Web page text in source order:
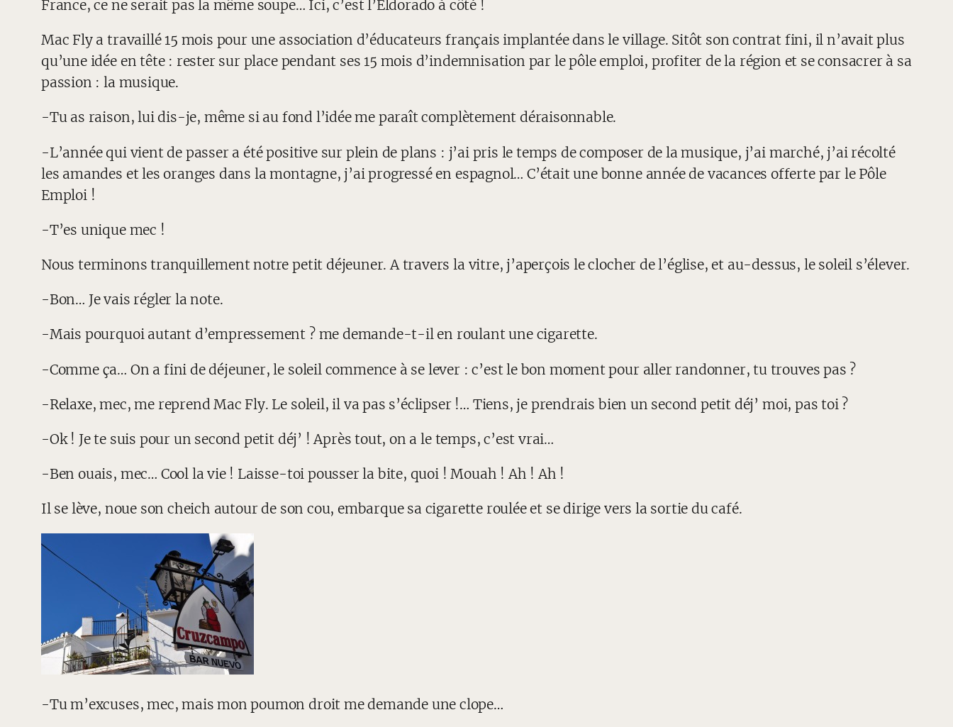
France, ce ne serait pas la même soupe… Ici, c’est l’Eldorado à côté !
Mac Fly a travaillé 15 mois pour une association d’éducateurs français implantée dans le village. Sitôt son contrat fini, il n’avait plus
qu’une idée en tête : rester sur place pendant ses 15 mois d’indemnisation par le pôle emploi, profiter de la région et se consacrer à sa
passion : la musique.
-Tu as raison, lui dis-je, même si au fond l’idée me paraît complètement déraisonnable.
-L’année qui vient de passer a été positive sur plein de plans : j’ai pris le temps de composer de la musique, j’ai marché, j’ai récolté
les amandes et les oranges dans la montagne, j’ai progressé en espagnol… C’était une bonne année de vacances offerte par le Pôle
Emploi !
-T’es unique mec !
Nous terminons tranquillement notre petit déjeuner. A travers la vitre, j’aperçois le clocher de l’église, et au-dessus, le soleil s’élever.
-Bon… Je vais régler la note.
-Mais pourquoi autant d’empressement ? me demande-t-il en roulant une cigarette.
-Comme ça… On a fini de déjeuner, le soleil commence à se lever : c’est le bon moment pour aller randonner, tu trouves pas ?
-Relaxe, mec, me reprend Mac Fly. Le soleil, il va pas s’éclipser !… Tiens, je prendrais bien un second petit déj’ moi, pas toi ?
-Ok ! Je te suis pour un second petit déj’ ! Après tout, on a le temps, c’est vrai…
-Ben ouais, mec… Cool la vie ! Laisse-toi pousser la bite, quoi ! Mouah ! Ah ! Ah !
Il se lève, noue son cheich autour de son cou, embarque sa cigarette roulée et se dirige vers la sortie du café.
-Tu m’excuses, mec, mais mon poumon droit me demande une clope…